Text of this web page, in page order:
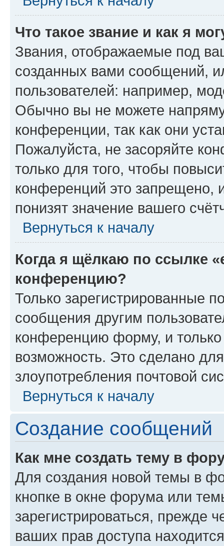
Что такое звание и как я
Звания, отображаемые под
созданных вами сообщений,
пользователей: например,
Обычно вы не можете
конференции, так как они
Пожалуйста, не засоряйте
только для того, чтобы
конференций это запрещено,
понизят значение вашего
Вернуться к началу
Когда я щёлкаю по ссылке
конференцию?
Только зарегистрированные
сообщения другим
конференцию форму, и
возможность. Это сделано
злоупотребления почтовой
Вернуться к началу
Создание сообщений
Как мне создать тему в
Для создания новой темы в
кнопке в окне форума или
зарегистрироваться, прежде
ваших прав доступа